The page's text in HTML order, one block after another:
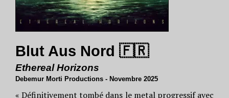
Blut Aus Nord 🇫🇷
Ethereal Horizons
Debemur Morti Productions - Novembre 2025
« Définitivement tombé dans le metal progressif avec